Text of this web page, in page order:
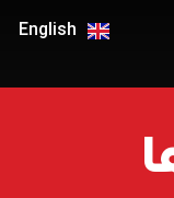
English